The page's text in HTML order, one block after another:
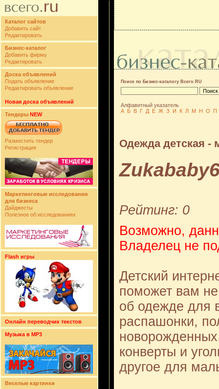
Каталог сайтов
Добавить сайт
Редактировать
Бизнес-каталог
Добавить фирму
Редактировать
Доска объявлений
Подать объявление
Редактировать объявление
Новая доска объявлений
Тендеры NEW
Разместить тендер
Регистрация
Маркетинговые исследования
для бизнеса
Дайджесты
Полезное об исследованиях
Flash игры
Онлайн переводчик текстов
Музыка в MP3
Веселые картинки
Поиск по Бизнес-каталогу Всего.RU
Алфавитный указатель
А Б В Г Д Е Ж З И К Л М Н О П
Одежда детская -
Рейтинг: 0
Возможно,
Владелец не
Детский
поможет вам
об одежде для
распашонки,
конверты и
другое для